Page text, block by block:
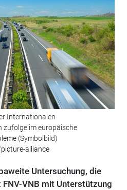
Internationalen
zufolge im europäische
(Symbolbild)
alliance
Untersuchung, die
VNB mit Unterstützung